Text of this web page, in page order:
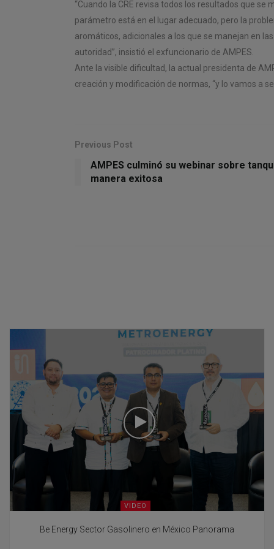
“Cuando la CRE revisa todos los resultados que
parámetro está en el lugar adecuado, pero la
aromáticos, adicionales a los que se manejan en
autoridad”, insistió el exfuncionario de AMPES.
Ante la visible dificultad, la actual presidenta de
creación y modificación de normas, “y lo vamos a
Previous Post
AMPES culminó su webinar sobre
manera exitosa
VIDEO
Be Energy Sector Gasolinero en México Panorama